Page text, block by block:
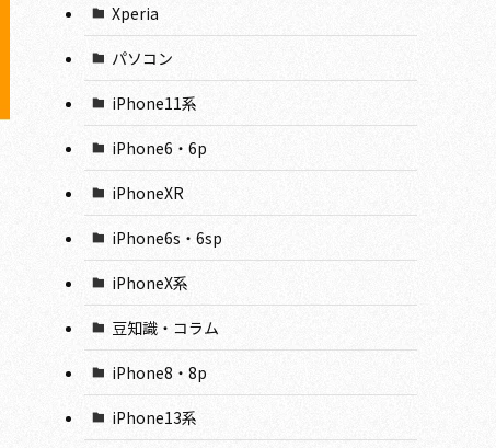
Xperia
パソコン
iPhone11系
iPhone6・6p
iPhoneXR
iPhone6s・6sp
iPhoneX系
豆知識・コラム
iPhone8・8p
iPhone13系